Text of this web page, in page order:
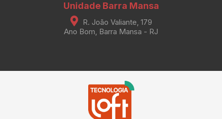
Unidade Barra Mansa
R. João Valiante, 179
Ano Bom, Barra Mansa - RJ